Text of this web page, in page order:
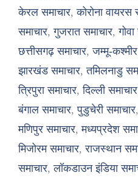
केरल समाचार,कोरोना वायरस
समाचार,गुजरात समाचार,
छत्तीसगढ़ समाचार,जम्मू-
झारखंड समाचार,तमिलनाडु
त्रिपुरा समाचार,दिल्ली समाचार
बंगाल समाचार,पुडुचेरी समाचार
मणिपुर समाचार,मध्यप्रदेश
मिजोरम समाचार,राजस्थान
समाचार,लॉकडाउन इंडिया